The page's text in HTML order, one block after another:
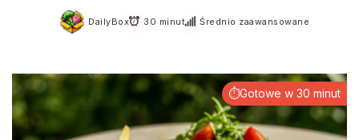
DailyBox 30 minut Średnio zaawansowane
⏱Gotowe w 30 minut